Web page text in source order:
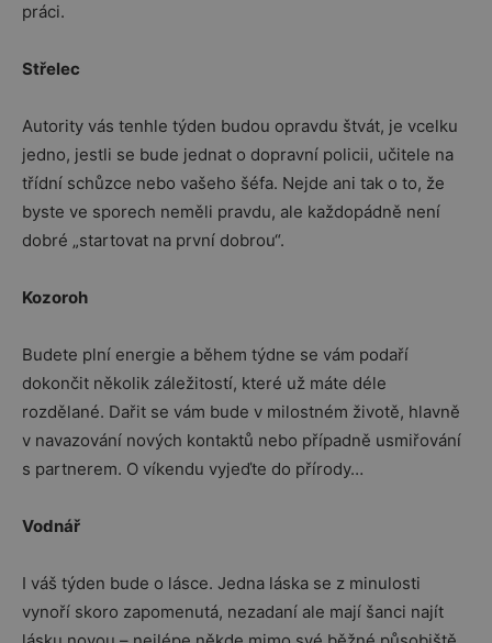
práci.
Střelec
Autority vás tenhle týden budou opravdu štvát, je vcelku
jedno, jestli se bude jednat o dopravní policii, učitele na
třídní schůzce nebo vašeho šéfa. Nejde ani tak o to, že
byste ve sporech neměli pravdu, ale každopádně není
dobré „startovat na první dobrou“.
Kozoroh
Budete plní energie a během týdne se vám podaří
dokončit několik záležitostí, které už máte déle
rozdělané. Dařit se vám bude v milostném životě, hlavně
v navazování nových kontaktů nebo případně usmiřování
s partnerem. O víkendu vyjeďte do přírody…
Vodnář
I váš týden bude o lásce. Jedna láska se z minulosti
vynoří skoro zapomenutá, nezadaní ale mají šanci najít